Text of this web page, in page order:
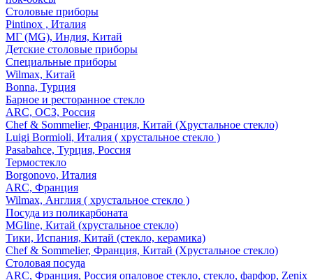
Столовые приборы
Pintinox , Италия
МГ (MG), Индия, Китай
Детские столовые приборы
Специальные приборы
Wilmax, Китай
Bonna, Турция
Барное и ресторанное стекло
ARC, ОСЗ, Россия
Chef & Sommelier, Франция, Китай (Хрустальное стекло)
Luigi Bormioli, Италия ( хрустальное стекло )
Pasabahce, Турция, Россия
Термостекло
Borgonovo, Италия
ARC, Франция
Wilmax, Англия ( хрустальное стекло )
Посуда из поликарбоната
MGline, Китай (хрустальное стекло)
Тики, Испания, Китай (стекло, керамика)
Chef & Sommelier, Франция, Китай (Хрустальное стекло)
Столовая посуда
ARC, Франция, Россия опаловое стекло, стекло, фарфор, Zenix